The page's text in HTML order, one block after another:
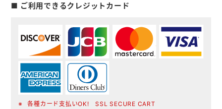
■ ご利用できるクレジットカード
各種カード支払いOK! SSL SECURE CART